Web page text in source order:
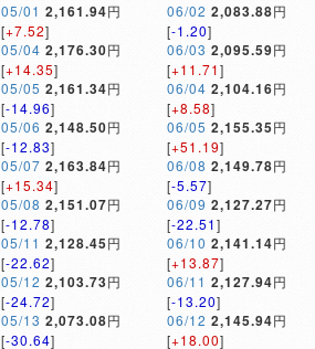
05/01 2,161.94円
[+7.52]
05/04 2,176.30円
[+14.35]
05/05 2,161.34円
[-14.96]
05/06 2,148.50円
[-12.83]
05/07 2,163.84円
[+15.34]
05/08 2,151.07円
[-12.78]
05/11 2,128.45円
[-22.62]
05/12 2,103.73円
[-24.72]
05/13 2,073.08円
[-30.64]
06/02 2,083.88円
[-1.20]
06/03 2,095.59円
[+11.71]
06/04 2,104.16円
[+8.58]
06/05 2,155.35円
[+51.19]
06/08 2,149.78円
[-5.57]
06/09 2,127.27円
[-22.51]
06/10 2,141.14円
[+13.87]
06/11 2,127.94円
[-13.20]
06/12 2,145.94円
[+18.00]